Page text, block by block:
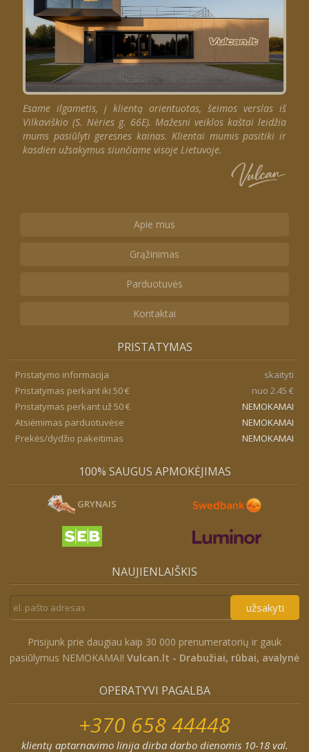
Esame ilgametis, į klientą orientuotas, šeimos verslas iš
Vilkaviškio (S. Nėries g. 66E). Mažesni veiklos kaštai leidžia
mums pasiūlyti geresnes kainas. Klientai mumis pasitiki ir
kasdien užsakymus siunčiame visoje Lietuvoje.
Apie mus
Grąžinimas
Parduotuvės
Kontaktai
PRISTATYMAS
Pristatymo informacija
skaityti
Pristatymas perkant iki 50 €
nuo 2.45 €
Pristatymas perkant už 50 €
NEMOKAMAI
Atsiėmimas parduotuvėse
NEMOKAMAI
Prekės/dydžio pakeitimas
NEMOKAMAI
100% SAUGUS APMOKĖJIMAS
GRYNAIS
NAUJIENLAIŠKIS
užsakyti
Prisijunk prie daugiau kaip 30 000 prenumeratorių ir gauk
pasiūlymus NEMOKAMAI! Vulcan.lt - Drabužiai, rūbai, avalynė
OPERATYVI PAGALBA
+370 658 44448
klientų aptarnavimo linija dirba darbo dienomis 10-18 val.